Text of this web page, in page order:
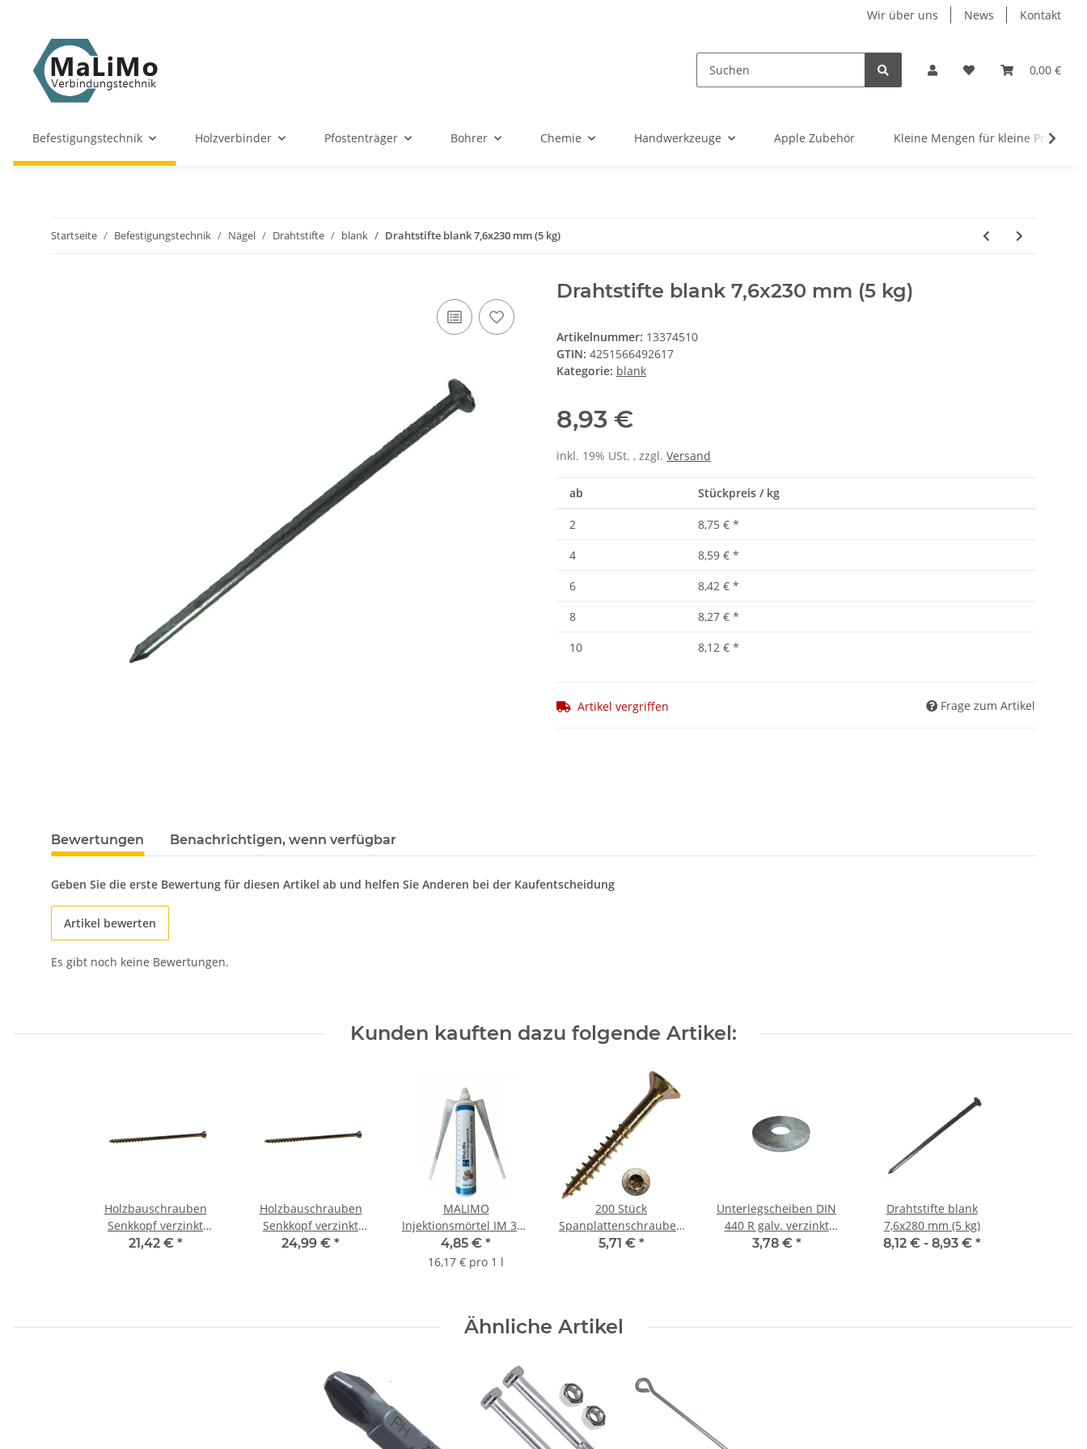
Wir über uns News Kontakt
0,00 €
Befestigungstechnik Holzverbinder Pfostenträger Bohrer Chemie Handwerkzeuge Apple Zubehör Kleine Mengen für kleine Projekte
Startseite Befestigungstechnik Nägel Drahtstifte blank Drahtstifte blank 7,6x230 mm (5 kg)
Drahtstifte blank 7,6x230 mm (5 kg)
Artikelnummer: 13374510
GTIN: 4251566492617
Kategorie: blank
8,93 €
inkl. 19% USt. , zzgl. Versand
ab Stückpreis / kg
2 8,75 € *
4
8,59 € *
6
8,42 € *
8
8,27 € *
10
8,12 € *
Artikel vergriffen Frage zum Artikel
Bewertungen Benachrichtigen, wenn verfügbar
Geben Sie die erste Bewertung für diesen Artikel ab und helfen Sie Anderen bei der Kaufentscheidung
Artikel bewerten
Es gibt noch keine Bewertungen.
Kunden kauften dazu folgende Artikel:
Holzbauschrauben
Senkkopf verzinkt
8x200 mm (50) Stück
21,42 € *
Holzbauschrauben
Senkkopf verzinkt
8x220 mm (50) Stück
24,99 € *
MALIMO
Injektionsmörtel IM 300
Verbundmörtel
Montagemörtel 300ml
4,85 € *
16,17 € pro 1 l
200 Stück
Spanplattenschrauben
TX Teilgewinde gelb
5,71 € *
Unterlegscheiben DIN
440 R galv. verzinkt
M10 (50) Stück
3,78 € *
Drahtstifte blank
7,6x280 mm (5 kg)
8,12 € - 8,93 € *
Ähnliche Artikel